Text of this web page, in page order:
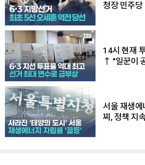
청장 민주당
14시 현재
↑ "일꾼이
서울 재생
찌, 정책 지